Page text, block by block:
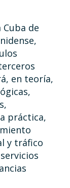
de
en teoría,
práctica,
y tráfico